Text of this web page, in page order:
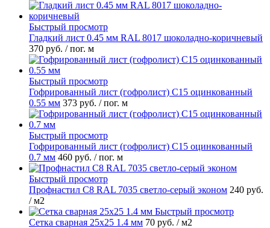
Быстрый просмотр
Гладкий лист 0.45 мм RAL 8017 шоколадно-коричневый
370 руб. / пог. м
Быстрый просмотр
Гофрированный лист (гофролист) С15 оцинкованный
0.55 мм 373 руб. / пог. м
Быстрый просмотр
Гофрированный лист (гофролист) С15 оцинкованный
0.7 мм 460 руб. / пог. м
Быстрый просмотр
Профнастил С8 RAL 7035 светло-серый эконом 240 руб.
/ м2
Быстрый просмотр
Сетка сварная 25х25 1.4 мм 70 руб. / м2